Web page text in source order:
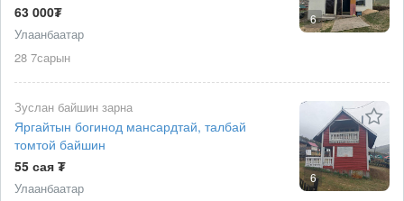
6
63 000₮
Улаанбаатар
28 7сарын
6
Зуслан байшин зарна
Яргайтын богинод мансардтай, талбай
томтой байшин
55 сая ₮
Улаанбаатар